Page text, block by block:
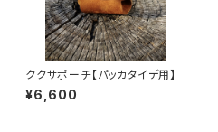
ククサポーチ【パッカタイデ用】
¥6,600